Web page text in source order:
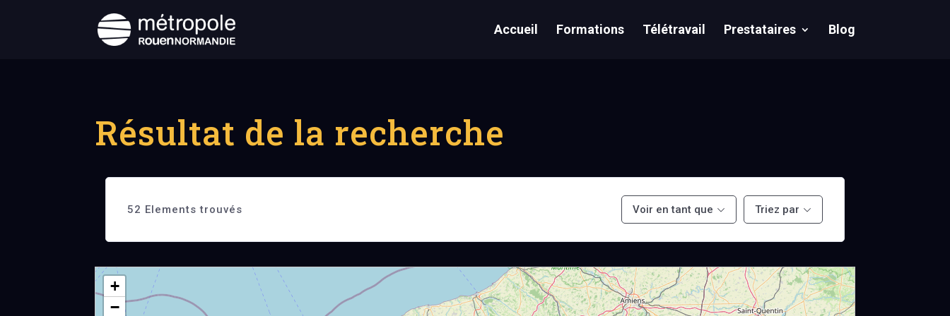
Accueil Formations Télétravail Prestataires Blog
Résultat de la recherche
52 Elements trouvés Voir en tant que Triez par
+
−